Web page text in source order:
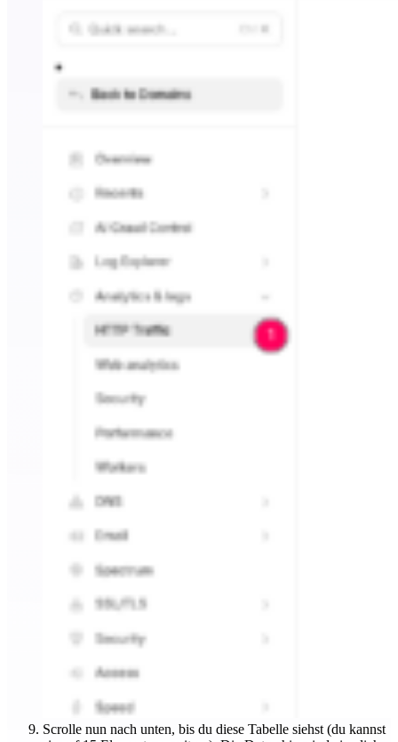
Scrolle nun nach unten, bis du diese Tabelle siehst (du kannst